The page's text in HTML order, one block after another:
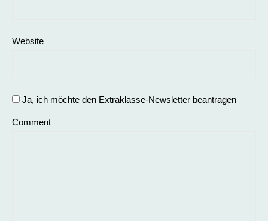
Website
Ja, ich möchte den Extraklasse-Newsletter beantragen
Comment